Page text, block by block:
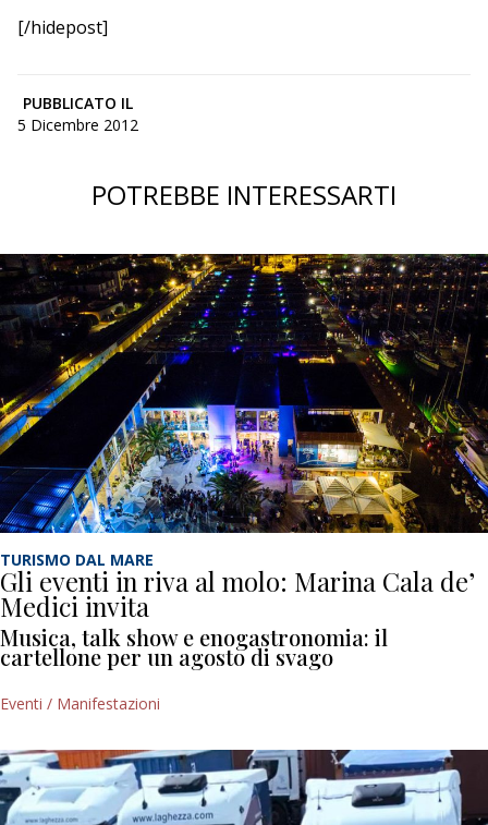
[/hidepost]
PUBBLICATO IL
5 Dicembre 2012
POTREBBE INTERESSARTI
TURISMO DAL MARE
Gli eventi in riva al molo: Marina Cala de’
Medici invita
Musica, talk show e enogastronomia: il
cartellone per un agosto di svago
Eventi / Manifestazioni